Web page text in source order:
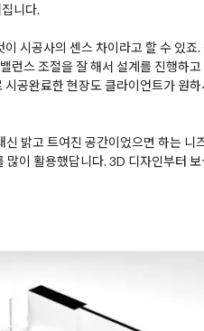
니다.
시공사의 센스 차이라고 할 수 있죠
런스 조절을 잘 해서 설계를 진행하
공완료한 현장도 클라이언트가 원
밝고 트여진 공간이었으면 하는 니
이 활용했답니다. 3D 디자인부터 보